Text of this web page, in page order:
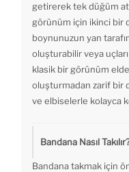
getirerek tek düğüm
görünüm için ikinci bir
boynunuzun yan
oluşturabilir veya uçları
klasik bir görünüm
oluşturmadan zarif bir
ve elbiselerle kolayca
Bandana Nasıl
Bandana takmak için